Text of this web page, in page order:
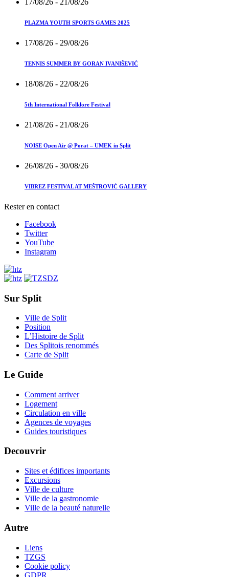
17/08/26 - 21/08/26
PLAZMA YOUTH SPORTS GAMES 2025
17/08/26 - 29/08/26
TENNIS SUMMER BY GORAN IVANIŠEVIĆ
18/08/26 - 22/08/26
5th International Folklore Festival
21/08/26 - 21/08/26
NOISE Open Air @ Porat – UMEK in Split
26/08/26 - 30/08/26
VIBREZ FESTIVAL AT MEŠTROVIĆ GALLERY
Rester en contact
Facebook
Twitter
YouTube
Instagram
Sur Split
Ville de Split
Position
L’Histoire de Split
Des Splitois renommés
Carte de Split
Le Guide
Comment arriver
Logement
Circulation en ville
Agences de voyages
Guides touristiques
Decouvrir
Sites et édifices importants
Excursions
Ville de culture
Ville de la gastronomie
Ville de la beauté naturelle
Autre
Liens
TZGS
Cookie policy
GDPR